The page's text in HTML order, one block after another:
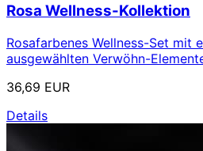
Rosa Wellness-Kollektion
Rosafarbenes Wellness-Set mit
ausgewählten Verwöhn-
36,69 EUR
Details